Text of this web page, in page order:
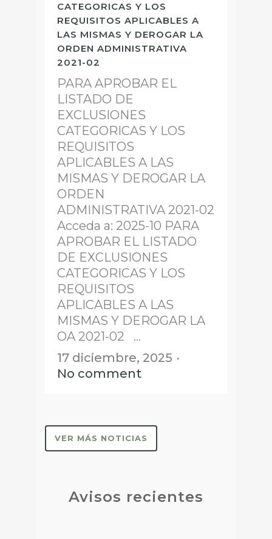
CATEGORICAS Y LOS
REQUISITOS APLICABLES A
LAS MISMAS Y DEROGAR LA
ORDEN ADMINISTRATIVA
2021-02
PARA APROBAR EL
LISTADO DE
EXCLUSIONES
CATEGORICAS Y LOS
REQUISITOS
APLICABLES A LAS
MISMAS Y DEROGAR LA
ORDEN
ADMINISTRATIVA 2021-02
Acceda a: 2025-10 PARA
APROBAR EL LISTADO
DE EXCLUSIONES
CATEGORICAS Y LOS
REQUISITOS
APLICABLES A LAS
MISMAS Y DEROGAR LA
OA 2021-02 ...
17 diciembre, 2025
No comment
VER MÁS NOTICIAS
Avisos recientes